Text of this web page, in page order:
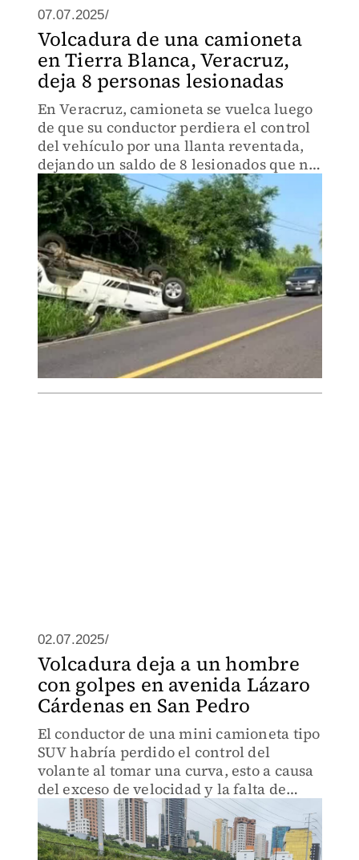
07.07.2025/
Volcadura de una camioneta
en Tierra Blanca, Veracruz,
deja 8 personas lesionadas
En Veracruz, camioneta se vuelca luego
de que su conductor perdiera el control
del vehículo por una llanta reventada,
dejando un saldo de 8 lesionados que no
quisieron ser trasladados a un hospital.
02.07.2025/
Volcadura deja a un hombre
con golpes en avenida Lázaro
Cárdenas en San Pedro
El conductor de una mini camioneta tipo
SUV habría perdido el control del
volante al tomar una curva, esto a causa
del exceso de velocidad y la falta de
pericia.